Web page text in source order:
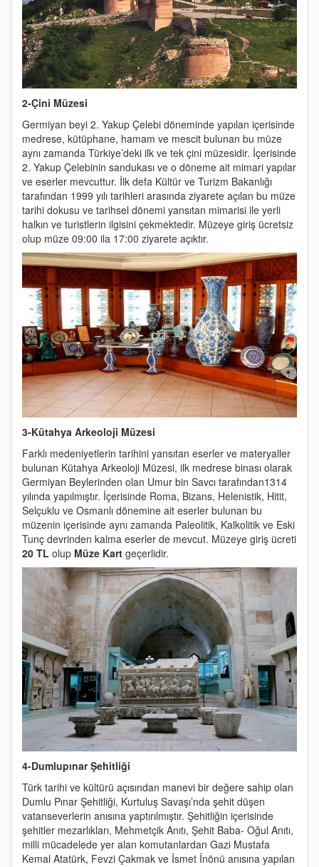
2-Çini Müzesi
Germiyan beyi 2. Yakup Çelebi döneminde yapılan içerisinde
medrese, kütüphane, hamam ve mescit bulunan bu müze
aynı zamanda Türkiye’deki ilk ve tek çini müzesidir. İçerisinde
2. Yakup Çelebinin sandukası ve o döneme ait mimari yapılar
ve eserler mevcuttur. İlk defa Kültür ve Turizm Bakanlığı
tarafından 1999 yılı tarihleri arasında ziyarete açılan bu müze
tarihi dokusu ve tarihsel dönemi yansıtan mimarisi ile yerli
halkın ve turistlerin ilgisini çekmektedir. Müzeye giriş ücretsiz
olup müze 09:00 ila 17:00 ziyarete açıktır.
3-Kütahya Arkeoloji Müzesi
Farklı medeniyetlerin tarihini yansıtan eserler ve materyaller
bulunan Kütahya Arkeoloji Müzesi, ilk medrese binası olarak
Germiyan Beylerinden olan Umur bin Savcı tarafından1314
yılında yapılmıştır. İçerisinde Roma, Bizans, Helenistik, Hitit,
Selçuklu ve Osmanlı dönemine ait eserler bulunan bu
müzenin içerisinde aynı zamanda Paleolitik, Kalkolitik ve Eski
Tunç devrinden kalma eserler de mevcut. Müzeye giriş ücreti
20 TL olup Müze Kart geçerlidir.
4-Dumlupınar Şehitliği
Türk tarihi ve kültürü açısından manevi bir değere sahip olan
Dumlu Pınar Şehitliği, Kurtuluş Savaşı’nda şehit düşen
vatanseverlerin anısına yaptırılmıştır. Şehitliğin içerisinde
şehitler mezarlıkları, Mehmetçik Anıtı, Şehit Baba- Oğul Anıtı,
milli mücadelede yer alan komutanlardan Gazi Mustafa
Kemal Atatürk, Fevzi Çakmak ve İsmet İnönü anısına yapılan